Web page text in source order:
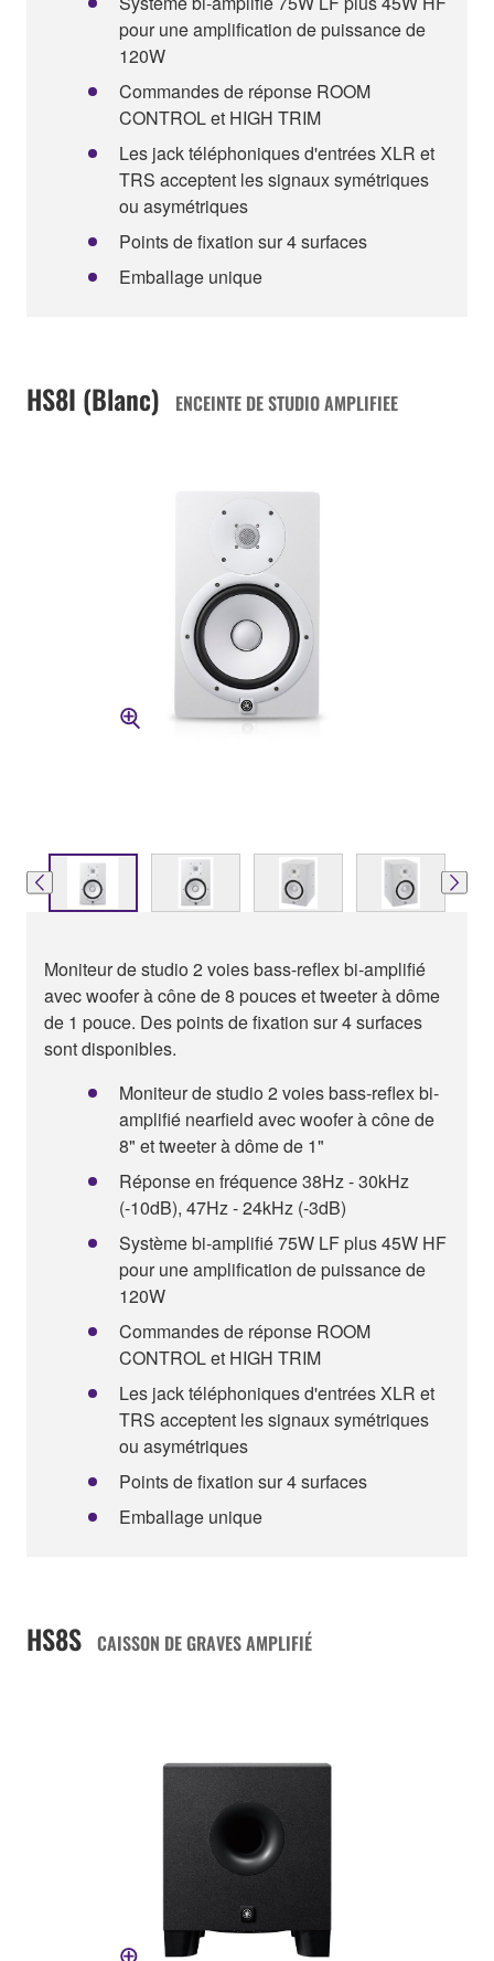
pour une amplification de puissance de
120W
Commandes de réponse ROOM
CONTROL et HIGH TRIM
Les jack téléphoniques d'entrées XLR et
TRS acceptent les signaux symétriques
ou asymétriques
Points de fixation sur 4 surfaces
Emballage unique
HS8I (Blanc) ENCEINTE DE STUDIO AMPLIFIEE
Moniteur de studio 2 voies bass-reflex bi-amplifié
avec woofer à cône de 8 pouces et tweeter à dôme
de 1 pouce. Des points de fixation sur 4 surfaces
sont disponibles.
Moniteur de studio 2 voies bass-reflex bi-
amplifié nearfield avec woofer à cône de
8" et tweeter à dôme de 1"
Réponse en fréquence 38Hz - 30kHz
(-10dB), 47Hz - 24kHz (-3dB)
Système bi-amplifié 75W LF plus 45W HF
pour une amplification de puissance de
120W
Commandes de réponse ROOM
CONTROL et HIGH TRIM
Les jack téléphoniques d'entrées XLR et
TRS acceptent les signaux symétriques
ou asymétriques
Points de fixation sur 4 surfaces
Emballage unique
HS8S CAISSON DE GRAVES AMPLIFIÉ